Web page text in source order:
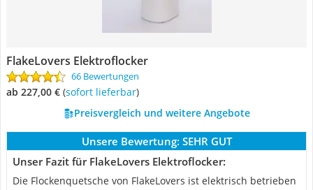
FlakeLovers Elektroflocker
66 Bewertungen
ab 227,00 € ( Sofort lieferbar)
Preisvergleich und weitere Angebote
Unsere Bewertung: SEHR GUT
Unser Fazit für FlakeLovers Elektroflocker:
Die Flockenquetsche von FlakeLovers ist elektrisch betrieben